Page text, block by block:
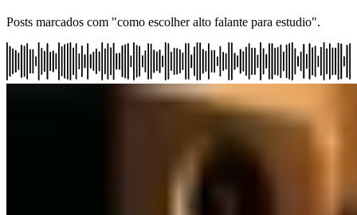
Posts marcados com "como escolher alto falante para estudio".